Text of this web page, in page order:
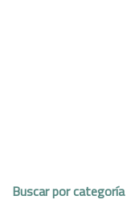
Buscar por categoría